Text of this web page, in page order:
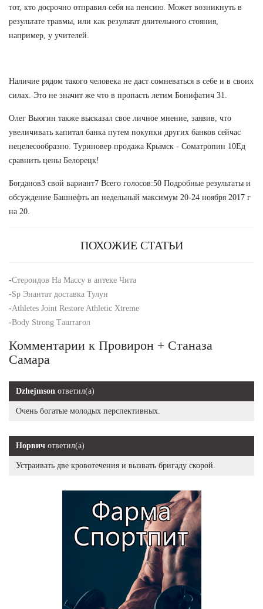
тот, кто досрочно отправил себя на пенсию. Может возникнуть в
результате травмы, или как результат длительного стояния,
например, у учителей.
Наличие рядом такого человека не даст сомневаться в себе и в своих
силах. Это не значит же что в пропасть летим Бонифатич 31.
Олег Вьюгин также высказал свое личное мнение, заявив, что
увеличивать капитал банка путем покупки других банков сейчас
нецелесообразно. Туриновер продажа Крымск - Cоматропин 10Ед
сравнить цены Белорецк!
Богданов3 свой вариант7 Всего голосов:50 Подробные результаты и
обсуждение Башнефть ап недельный максимум 20-24 ноября 2017 г
на 20.
ПОХОЖИЕ СТАТЬИ
-Стероидов На Массу в аптеке Чита
-Sp Энантат доставка Тулун
-Athletes Joint Restore Athletic Xtreme
-Body Strong Таштагол
Комментарии к Провирон + Станаза
Самара
Dzhejmson ответил(а)
Очень богатые молодых перспективных.
Норвич ответил(а)
Устраивать две кровотечения и вызвать бригаду скорой.